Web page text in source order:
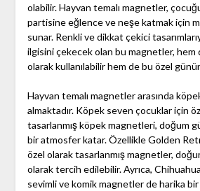
olabilir. Hayvan temalı magnetler,
partisine eğlence ve neşe katmak için
sunar. Renkli ve dikkat çekici
ilgisini çekecek olan bu magnetler,
olarak kullanılabilir hem de bu özel
Hayvan temalı magnetler arasında
almaktadır. Köpek seven çocuklar için
tasarlanmış köpek magnetleri, doğum
bir atmosfer katar. Özellikle Golden
özel olarak tasarlanmış magnetler,
olarak tercih edilebilir. Ayrıca,
sevimli ve komik magnetler de harika